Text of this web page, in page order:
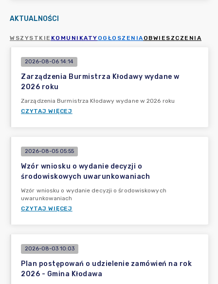
AKTUALNOŚCI
WSZYSTKIE KOMUNIKATY OGŁOSZENIA OBWIESZCZENIA
2026-08-06 14:14
Zarządzenia Burmistrza Kłodawy wydane w
2026 roku
Zarządzenia Burmistrza Kłodawy wydane w 2026 roku
CZYTAJ WIĘCEJ
2026-08-05 05:55
Wzór wniosku o wydanie decyzji o
środowiskowych uwarunkowaniach
Wzór wniosku o wydanie decyzji o środowiskowych
uwarunkowaniach
CZYTAJ WIĘCEJ
2026-08-03 10:03
Plan postępowań o udzielenie zamówień na rok
2026 - Gmina Kłodawa